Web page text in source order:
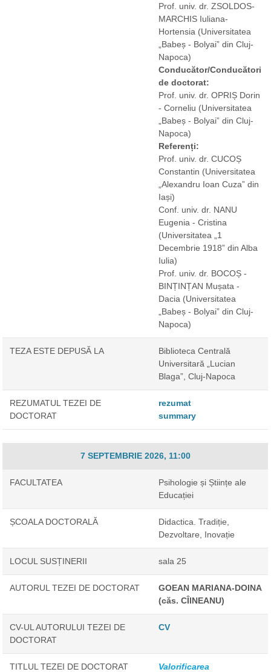
Prof. univ. dr. ZSOLDOS-
MARCHIS Iuliana-
Hortensia (Universitatea
„Babeș - Bolyai” din Cluj-
Napoca)
Conducător/Conducători
de doctorat:
Prof. univ. dr. OPRIȘ Dorin
- Corneliu (Universitatea
„Babeș - Bolyai” din Cluj-
Napoca)
Referenți:
Prof. univ. dr. CUCOȘ
Constantin (Universitatea
„Alexandru Ioan Cuza” din
Iași)
Conf. univ. dr. NANU
Eugenia - Cristina
(Universitatea „1
Decembrie 1918” din Alba
Iulia)
Prof. univ. dr. BOCOȘ -
BINȚINȚAN Mușata -
Dacia (Universitatea
„Babeș - Bolyai” din Cluj-
Napoca)
TEZA ESTE DEPUSĂ LA
Biblioteca Centrală
Universitară „Lucian
Blaga”, Cluj-Napoca
REZUMATUL TEZEI DE
DOCTORAT
rezumat
summary
7 SEPTEMBRIE 2026, 11:00
FACULTATEA
Psihologie și Științe ale
Educației
ȘCOALA DOCTORALĂ
Didactica. Tradiție,
Dezvoltare, Inovație
LOCUL SUSȚINERII sala 25
AUTORUL TEZEI DE DOCTORAT
GOEAN MARIANA-DOINA
(căs. CÎINEANU)
CV-UL AUTORULUI TEZEI DE
DOCTORAT
CV
TITLUL TEZEI DE DOCTORAT
Valorificarea